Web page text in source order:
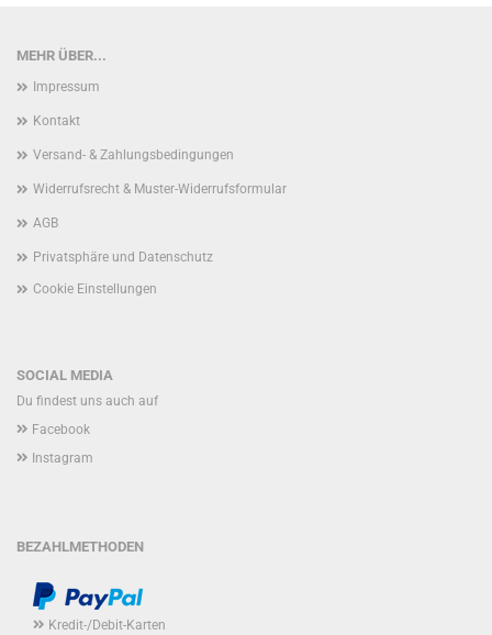
MEHR ÜBER...
Impressum
Kontakt
Versand- & Zahlungsbedingungen
Widerrufsrecht & Muster-Widerrufsformular
AGB
Privatsphäre und Datenschutz
Cookie Einstellungen
SOCIAL MEDIA
Du findest uns auch auf
Facebook
Instagram
BEZAHLMETHODEN
Kredit-/Debit-Karten